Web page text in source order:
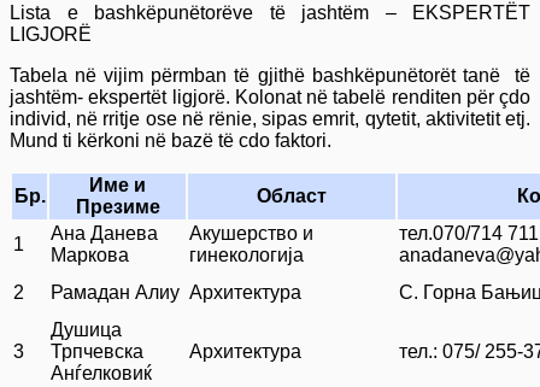
Lista e bashkëpunëtorëve të jashtëm – EKSPERTËT
LIGJORË
Tabela në vijim përmban të gjithë bashkëpunëtorët tanë të
jashtëm- ekspertët ligjorë. Kolonat në tabelë renditen për çdo
individ, në rritje ose në rënie, sipas emrit, qytetit, aktivitetit etj.
Mund ti kërkoni në bazë të cdo faktori.
Бр.
Име и
Презиме
Област
1
Ана Данева
Маркова
Акушерство и
гинекологија
тел.070/714
2
Рамадан Алиу Архитектура С. Горна
3
Душица
Трпчевска
Анѓелковиќ
Архитектура тел.: 075/ 255-